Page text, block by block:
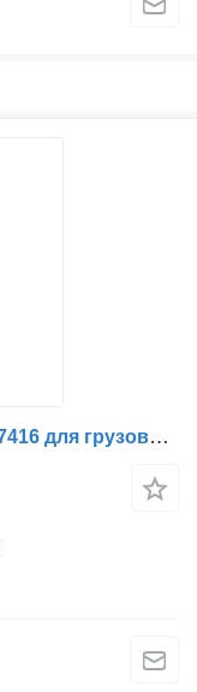
Трапеция стеклоочистителя 82907416 для грузовика Volvo